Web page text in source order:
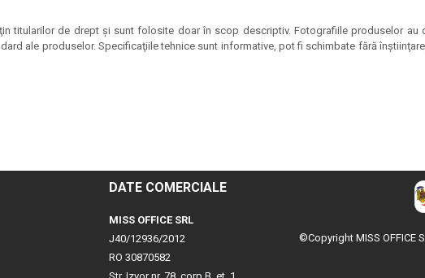
titularilor de drept şi sunt folosite doar în scop descriptiv. Fotografiile produselor au
ale produselor. Specificaţiile tehnice sunt informative, pot fi schimbate fără
DATE COMERCIALE
MISS OFFICE SRL
J40/12936/2012
RO 30870582
©Copyright MISS OFFICE